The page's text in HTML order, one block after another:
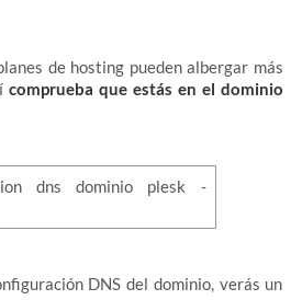
de hosting pueden albergar más
comprueba que estás en el dominio
DNS del dominio, verás un